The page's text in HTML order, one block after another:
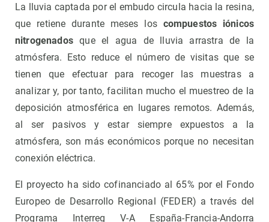
La lluvia captada por el embudo circula hacia la resina,
que retiene durante meses los compuestos iónicos
nitrogenadosque el agua de lluvia arrastra de la
atmósfera. Esto reduce el número de visitas que se
tienen que efectuar para recoger las muestras a
analizar y, por tanto, facilitan mucho el muestreo de la
deposición atmosférica en lugares remotos. Además,
al ser pasivos y estar siempre expuestos a la
atmósfera, son más económicos porque no necesitan
conexión eléctrica.
El proyecto ha sido cofinanciado al 65% por el Fondo
Europeo de Desarrollo Regional (FEDER) a través del
Programa Interreg V-A España-Francia-Andorra